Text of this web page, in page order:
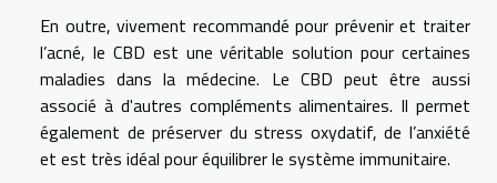
En outre, vivement recommandé pour prévenir et traiter
l’acné, le CBD est une véritable solution pour certaines
maladies dans la médecine. Le CBD peut être aussi
associé à d'autres compléments alimentaires. Il permet
également de préserver du stress oxydatif, de l’anxiété
et est très idéal pour équilibrer le système immunitaire.